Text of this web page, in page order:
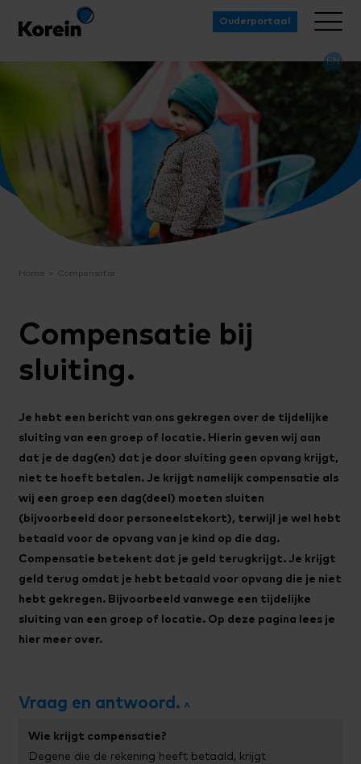
EN
Ouderportaal
Home Compensatie
Compensatie bij
sluiting.
Je hebt een bericht van ons gekregen over de tijdelijke
sluiting van een groep of locatie. Hierin geven wij aan
dat je de dag(en) dat je door sluiting geen opvang krijgt,
niet te hoeft betalen. Je krijgt namelijk compensatie als
wij een groep een dag(deel) moeten sluiten
(bijvoorbeeld door personeelstekort), terwijl je wel hebt
betaald voor de opvang van je kind op die dag.
Compensatie betekent dat je geld terugkrijgt. Je krijgt
geld terug omdat je hebt betaald voor opvang die je niet
hebt gekregen. Bijvoorbeeld vanwege een tijdelijke
sluiting van een groep of locatie. Op deze pagina lees je
hier meer over.
Vraag en antwoord.
Wie krijgt compensatie?
Degene die de rekening heeft betaald, krijgt